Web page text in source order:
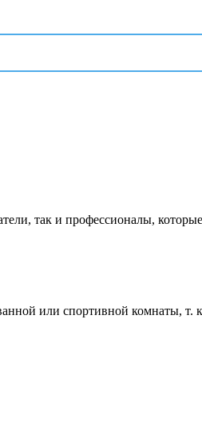
так и профессионалы,
или спортивной комнаты, т.